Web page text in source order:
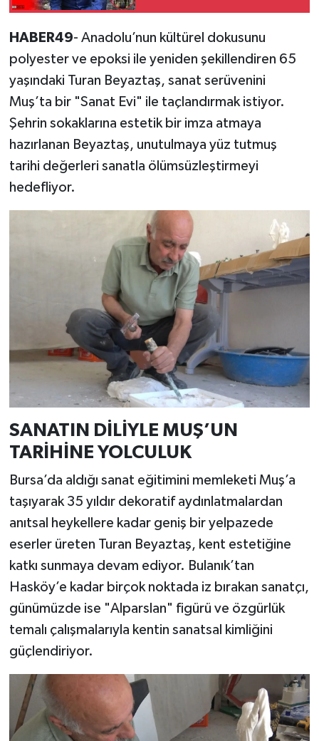
HABER49- Anadolu’nun kültürel dokusunu
polyester ve epoksi ile yeniden şekillendiren 65
yaşındaki Turan Beyaztaş, sanat serüvenini
Muş’ta bir "Sanat Evi" ile taçlandırmak istiyor.
Şehrin sokaklarına estetik bir imza atmaya
hazırlanan Beyaztaş, unutulmaya yüz tutmuş
tarihi değerleri sanatla ölümsüzleştirmeyi
hedefliyor.
SANATIN DİLİYLE MUŞ’UN
TARİHİNE YOLCULUK
Bursa’da aldığı sanat eğitimini memleketi Muş’a
taşıyarak 35 yıldır dekoratif aydınlatmalardan
anıtsal heykellere kadar geniş bir yelpazede
eserler üreten Turan Beyaztaş, kent estetiğine
katkı sunmaya devam ediyor. Bulanık’tan
Hasköy’e kadar birçok noktada iz bırakan sanatçı,
günümüzde ise "Alparslan" figürü ve özgürlük
temalı çalışmalarıyla kentin sanatsal kimliğini
güçlendiriyor.